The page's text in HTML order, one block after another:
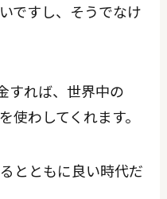
ですし、そうでなけ
すれば、世界中の
使わしてくれます。
とともに良い時代だ